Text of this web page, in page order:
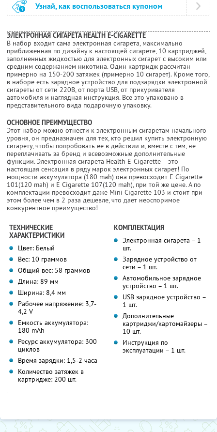
Узнай, как воспользоваться купоном
ЭЛЕКТРОННАЯ СИГАРЕТА HEALTH E-CIGARETTE
В набор входит сама электронная сигарета, максимально
приближенная по дизайну к настоящей сигарете, 10 картриджей,
заполненных жидкостью для электронных сигарет с высоким или
средним содержанием никотина. Один картридж рассчитан
примерно на 150-200 затяжек (примерно 10 сигарет). Кроме того,
в наборе есть зарядное устройство для подзарядки электронной
сигареты от сети 220В, от порта USB, от прикуривателя
автомобиля и наглядная инструкция. Все это упаковано в
представительного вида подарочную упаковку.
ОСНОВНОЕ ПРЕИМУЩЕСТВО
Этот набор можно отнести к электронным сигаретам начального
уровня, он предназначен для тех, кто решил купить электронную
сигарету, чтобы попробовать ее в действии и, вместе с тем, не
переплачивать за бренд и всевозможные дополнительные
функции. Электронная сигарета Health E-Cigarette – это
настоящая сенсация в ряду марок электронных сигарет! По
мощности аккумулятора (180 mah) она превосходит E Cigarette
101(120 mah) и E Cigarette 107(120 mah), при той же цене. А по
комплектации превосходит даже Mini Cigarette 103 и стоит при
этом более чем в 2 раза дешевле, что дает неоспоримое
конкурентное преимущество!
ТЕХНИЧЕСКИЕ
ХАРАКТЕРИСТИКИ
Цвет: Белый
Вес: 10 граммов
Общий вес: 58 граммов
Длина: 89 мм
Ширина: 8,4 мм
Рабочее напряжение: 3,7-
4,2 V
Емкость аккумулятора:
180 mAh
Ресурс аккумулятора: 300
циклов
Время зарядки: 1,5-2 часа
Количество затяжек в
картридже: 200 шт.
КОМПЛЕКТАЦИЯ
Электронная сигарета – 1
шт.
Зарядное устройство от
сети – 1 шт.
Автомобильное зарядное
устройство – 1 шт.
USB зарядное устройство –
1 шт.
Дополнительные
картриджи/картомайзеры –
10 шт.
Инструкция по
эксплуатации – 1 шт.